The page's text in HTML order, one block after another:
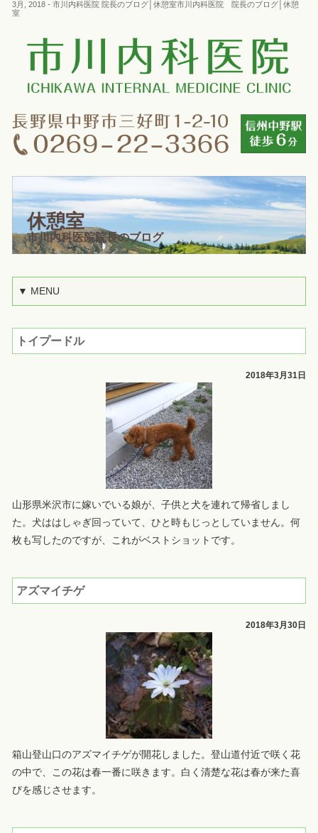
3月, 2018 - 市川内科医院 院長のブログ│休憩室市川内科医院 院長のブログ│休憩
室
休憩室
市川内科医院院長のブログ
▼ MENU
トイプードル
2018年3月31日
山形県米沢市に嫁いでいる娘が、子供と犬を連れて帰省しまし
た。犬ははしゃぎ回っていて、ひと時もじっとしていません。何
枚も写したのですが、これがベストショットです。
アズマイチゲ
2018年3月30日
箱山登山口のアズマイチゲが開花しました。登山道付近で咲く花
の中で、この花は春一番に咲きます。白く清楚な花は春が来た喜
びを感じさせます。